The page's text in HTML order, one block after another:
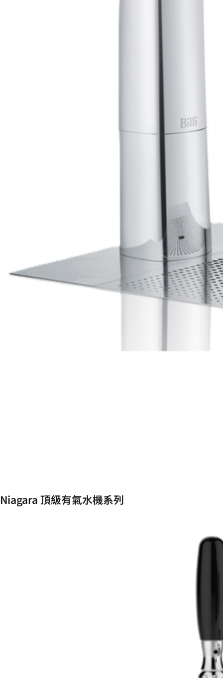
Niagara 頂級有氣水機系列